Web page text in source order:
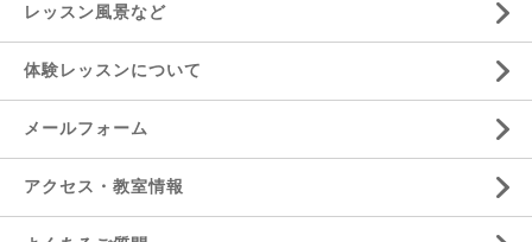
レッスン風景など
体験レッスンについて
メールフォーム
アクセス・教室情報